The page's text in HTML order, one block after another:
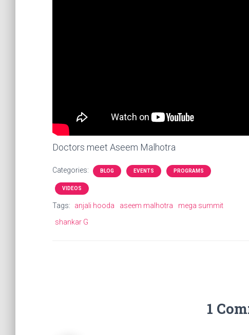
Doctors meet Aseem Malhotra
Categories: BLOG EVENTS PROGRAMS
VIDEOS
Tags: anjali hooda aseem malhotra
mega summit
shankar G
1